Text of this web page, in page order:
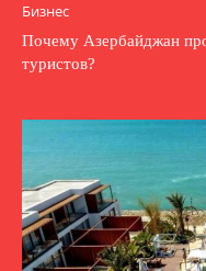
Бизнес
Почему Азербайджан
туристов?